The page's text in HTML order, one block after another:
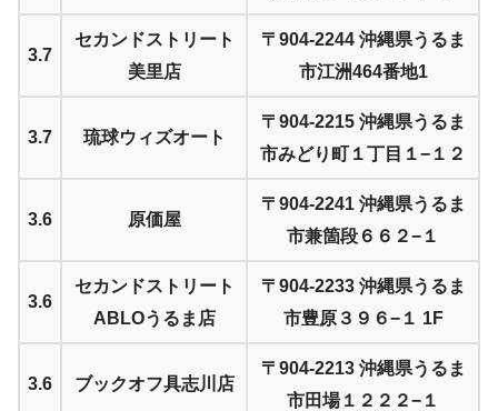
3.7
セカンドストリート
美里店
〒904-2244 沖縄県うるま
市江洲464番地1
3.7 琉球ウィズオート
〒904-2215 沖縄県うるま
市みどり町１丁目１−１２
3.6 原価屋
〒904-2241 沖縄県うるま
市兼箇段６６２−１
3.6
セカンドストリート
ABLOうるま店
〒904-2233 沖縄県うるま
市豊原３９６−１ 1F
3.6 ブックオフ具志川店
〒904-2213 沖縄県うるま
市田場１２２２−１